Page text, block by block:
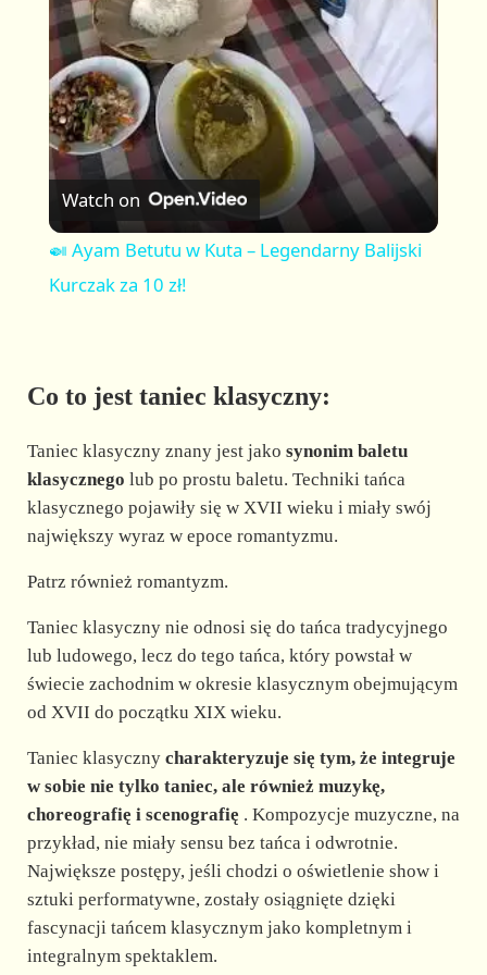
a
y
V
i
o
Watch on
🍛 Ayam Betutu w Kuta – Legendarny Balijski
Kurczak za 10 zł!
Co to jest taniec klasyczny:
Taniec klasyczny znany jest jako synonim baletu
klasycznego lub po prostu baletu. Techniki tańca
klasycznego pojawiły się w XVII wieku i miały swój
największy wyraz w epoce romantyzmu.
Patrz również romantyzm.
Taniec klasyczny nie odnosi się do tańca tradycyjnego
lub ludowego, lecz do tego tańca, który powstał w
świecie zachodnim w okresie klasycznym obejmującym
od XVII do początku XIX wieku.
Taniec klasyczny charakteryzuje się tym, że integruje
w sobie nie tylko taniec, ale również muzykę,
choreografię i scenografię . Kompozycje muzyczne, na
przykład, nie miały sensu bez tańca i odwrotnie.
Największe postępy, jeśli chodzi o oświetlenie show i
sztuki performatywne, zostały osiągnięte dzięki
fascynacji tańcem klasycznym jako kompletnym i
integralnym spektaklem.